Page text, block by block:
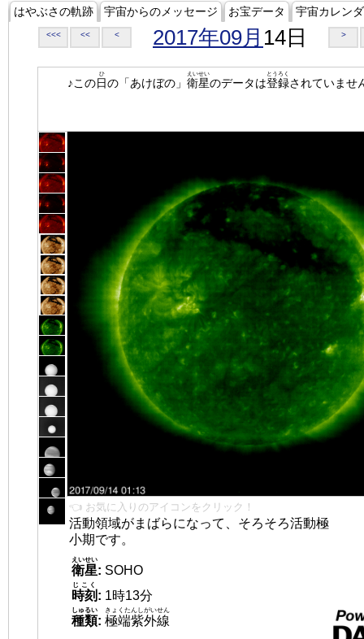
はやぶさの軌跡 宇宙からのメッセージ お宝データ 宇宙カレン
<<< << < 2017年09月 14日 >
♪この日
ひ
の「あけぼの」 衛星
えいせい
のデータは登録
とうろく
されていませ
👈 お気に入りのアイコンをクリック！
活動領域がまばらになって、そろそろ活動極
小期です。
衛星
えいせい
: SOHO
時刻
じこく
: 1時13分
種類
しゅるい
: 極端紫外線
きょくたんしがいせん